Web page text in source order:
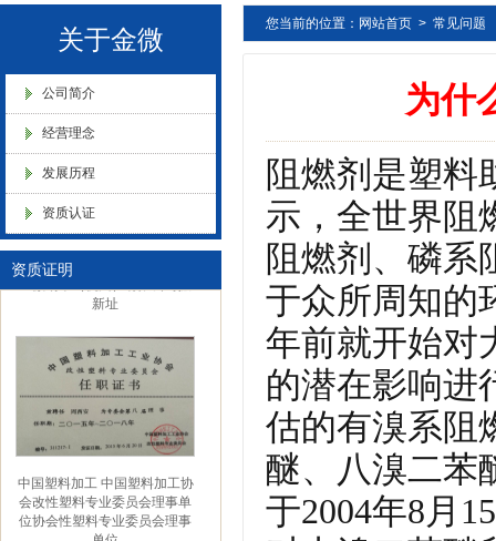
十溴二苯乙烷母粒，三氧化二锑母粒，三氧化二锑替代物 PVC 无卤
燃 ABS阻燃 ，PA 阻燃，PET阻燃 ，PBT阻燃 ，环氧树脂阻燃，玻璃
化，抗静电母粒，阻燃料，抗老化料，环氧树脂抗老化，油漆涂料抗菌
关于金微
公司简介
经营理念
发展历程
资质认证
资质证明
金微纳米新材料 杭州）公司营
业执照
金微纳米（杭州）有限公司搬
新址
会改性塑料专业委员会理事单
位协会性塑料专业委员会理事
单位
您当前的位置： 网站首页 > 常见问题
为什
阻燃剂是塑料
示，全世界阻
阻燃剂、磷系
于众所周知的
年前就开始对
的潜在影响进
估的有溴系阻
醚、八溴二苯
于2004年8月